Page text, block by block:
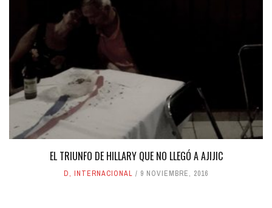
EL TRIUNFO DE HILLARY QUE NO LLEGÓ A AJIJIC
D, INTERNACIONAL 9 NOVIEMBRE, 2016